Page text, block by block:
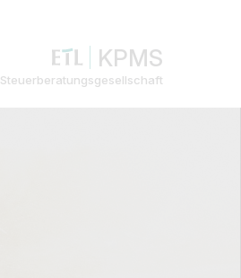
KPMS
Steuerberatungsgesellschaft